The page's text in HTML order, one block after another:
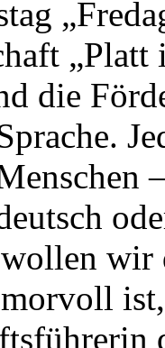
„Platt
die
wir
ist,